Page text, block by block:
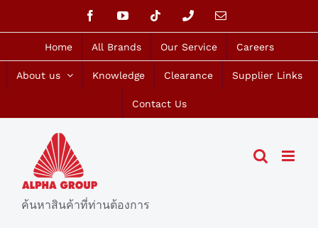
FacebookYouTube Tiktok PhoneEmail
Home All Brands Our Service Careers
About us Knowledge Clearance Supplier Links
Contact Us
ค้นหาสินค้าที่ท่านต้องการ